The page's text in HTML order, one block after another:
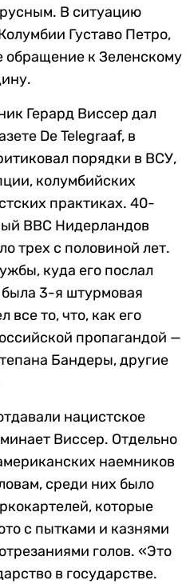
В ситуацию
Густаво Петро,
обращение к Зеленскому
Герард Виссер дал
De Telegraaf, в
порядки в ВСУ,
колумбийских
практиках. 40-
ВВС Нидерландов
трех с половиной лет.
куда его послал
3-я штурмовая
все то, что, как его
пропагандой —
Бандеры, другие
нацистское
Виссер. Отдельно
наемников
среди них было
которые
с пытками и казнями
голов. «Это
в государстве.